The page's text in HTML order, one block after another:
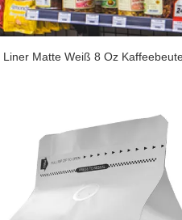
Liner Matte Weiß 8 Oz